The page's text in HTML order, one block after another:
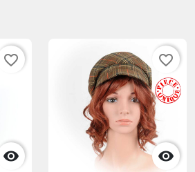

favorite_border

favorite_border